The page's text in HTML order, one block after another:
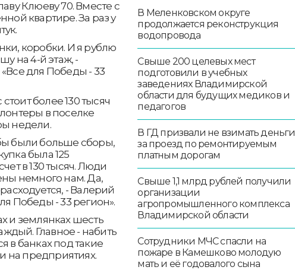
Клюеву 70. Вместе с
квартире. За раз у
коробки. И я рублю
на 4-й этаж, -
для Победы - 33
более 130 тысяч
в поселке
недели.
были больше сборы,
была 125
в 130 тысяч. Люди
немного нам. Да,
- Валерий
Победы - 33 регион».
и землянках шесть
Главное - набить
в банках под такие
на предприятиях.
В Меленковском округе
продолжается реконструкция
водопровода
Свыше 200 целевых мест
подготовили в учебных
заведениях Владимирской
области для будущих медиков и
педагогов
В ГД призвали не взимать деньги
за проезд по ремонтируемым
платным дорогам
Свыше 1,1 млрд рублей получили
организации
агропромышленного комплекса
Владимирской области
Сотрудники МЧС спасли на
пожаре в Камешково молодую
мать и её годовалого сына